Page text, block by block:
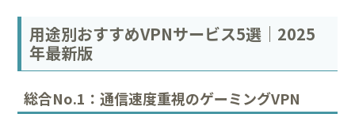
用途別おすすめVPNサービス5選｜2025
年最新版
総合No.1：通信速度重視のゲーミングVPN